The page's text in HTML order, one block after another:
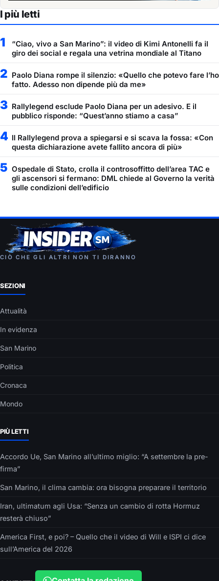
I più letti
1
“Ciao, vivo a San Marino”: il video di Kimi Antonelli fa il
giro dei social e regala una vetrina mondiale al Titano
2 Paolo Diana rompe il silenzio: «Quello che potevo fare l’ho
fatto. Adesso non dipende più da me»
3 Rallylegend esclude Paolo Diana per un adesivo. E il
pubblico risponde: “Quest’anno stiamo a casa”
4 Il Rallylegend prova a spiegarsi e si scava la fossa: «Con
questa dichiarazione avete fallito ancora di più»
5 Ospedale di Stato, crolla il controsoffitto dell’area TAC e
gli ascensori si fermano: DML chiede al Governo la verità
sulle condizioni dell’edificio
CIÒ CHE GLI ALTRI NON TI DIRANNO
SEZIONI
Attualità
In evidenza
San Marino
Politica
Cronaca
Mondo
PIÙ LETTI
Accordo Ue, San Marino all’ultimo miglio: “A settembre la pre-
firma”
San Marino, il clima cambia: ora bisogna preparare il territorio
Iran, ultimatum agli Usa: “Senza un cambio di rotta Hormuz
resterà chiuso”
America First, e poi? – Quello che il video di Will e ISPI ci dice
sull’America del 2026